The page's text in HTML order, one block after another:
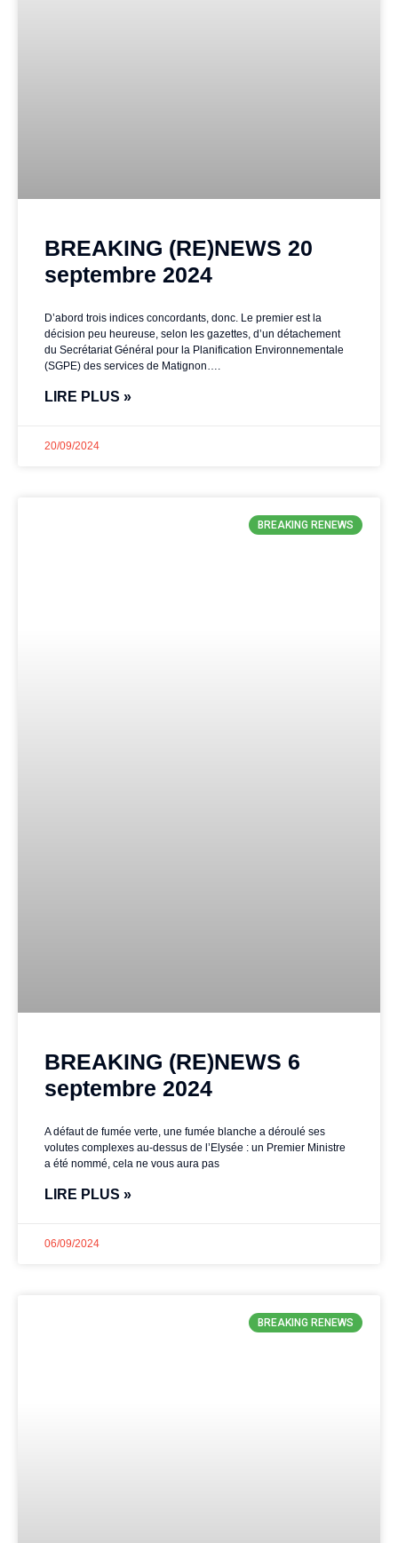
BREAKING (RE)NEWS 20
septembre 2024
D’abord trois indices concordants, donc. Le premier est la
décision peu heureuse, selon les gazettes, d’un détachement
du Secrétariat Général pour la Planification Environnementale
(SGPE) des services de Matignon….
LIRE PLUS »
20/09/2024
BREAKING RENEWS
BREAKING (RE)NEWS 6
septembre 2024
A défaut de fumée verte, une fumée blanche a déroulé ses
volutes complexes au-dessus de l’Elysée : un Premier Ministre
a été nommé, cela ne vous aura pas
LIRE PLUS »
06/09/2024
BREAKING RENEWS